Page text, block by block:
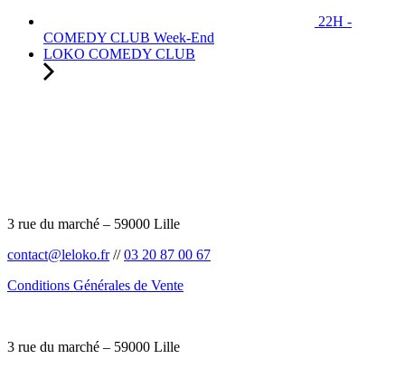
22H -
COMEDY CLUB Week-End
LOKO COMEDY CLUB
3 rue du marché – 59000 Lille
contact@leloko.fr//03 20 87 00 67
Conditions Générales de Vente
3 rue du marché – 59000 Lille